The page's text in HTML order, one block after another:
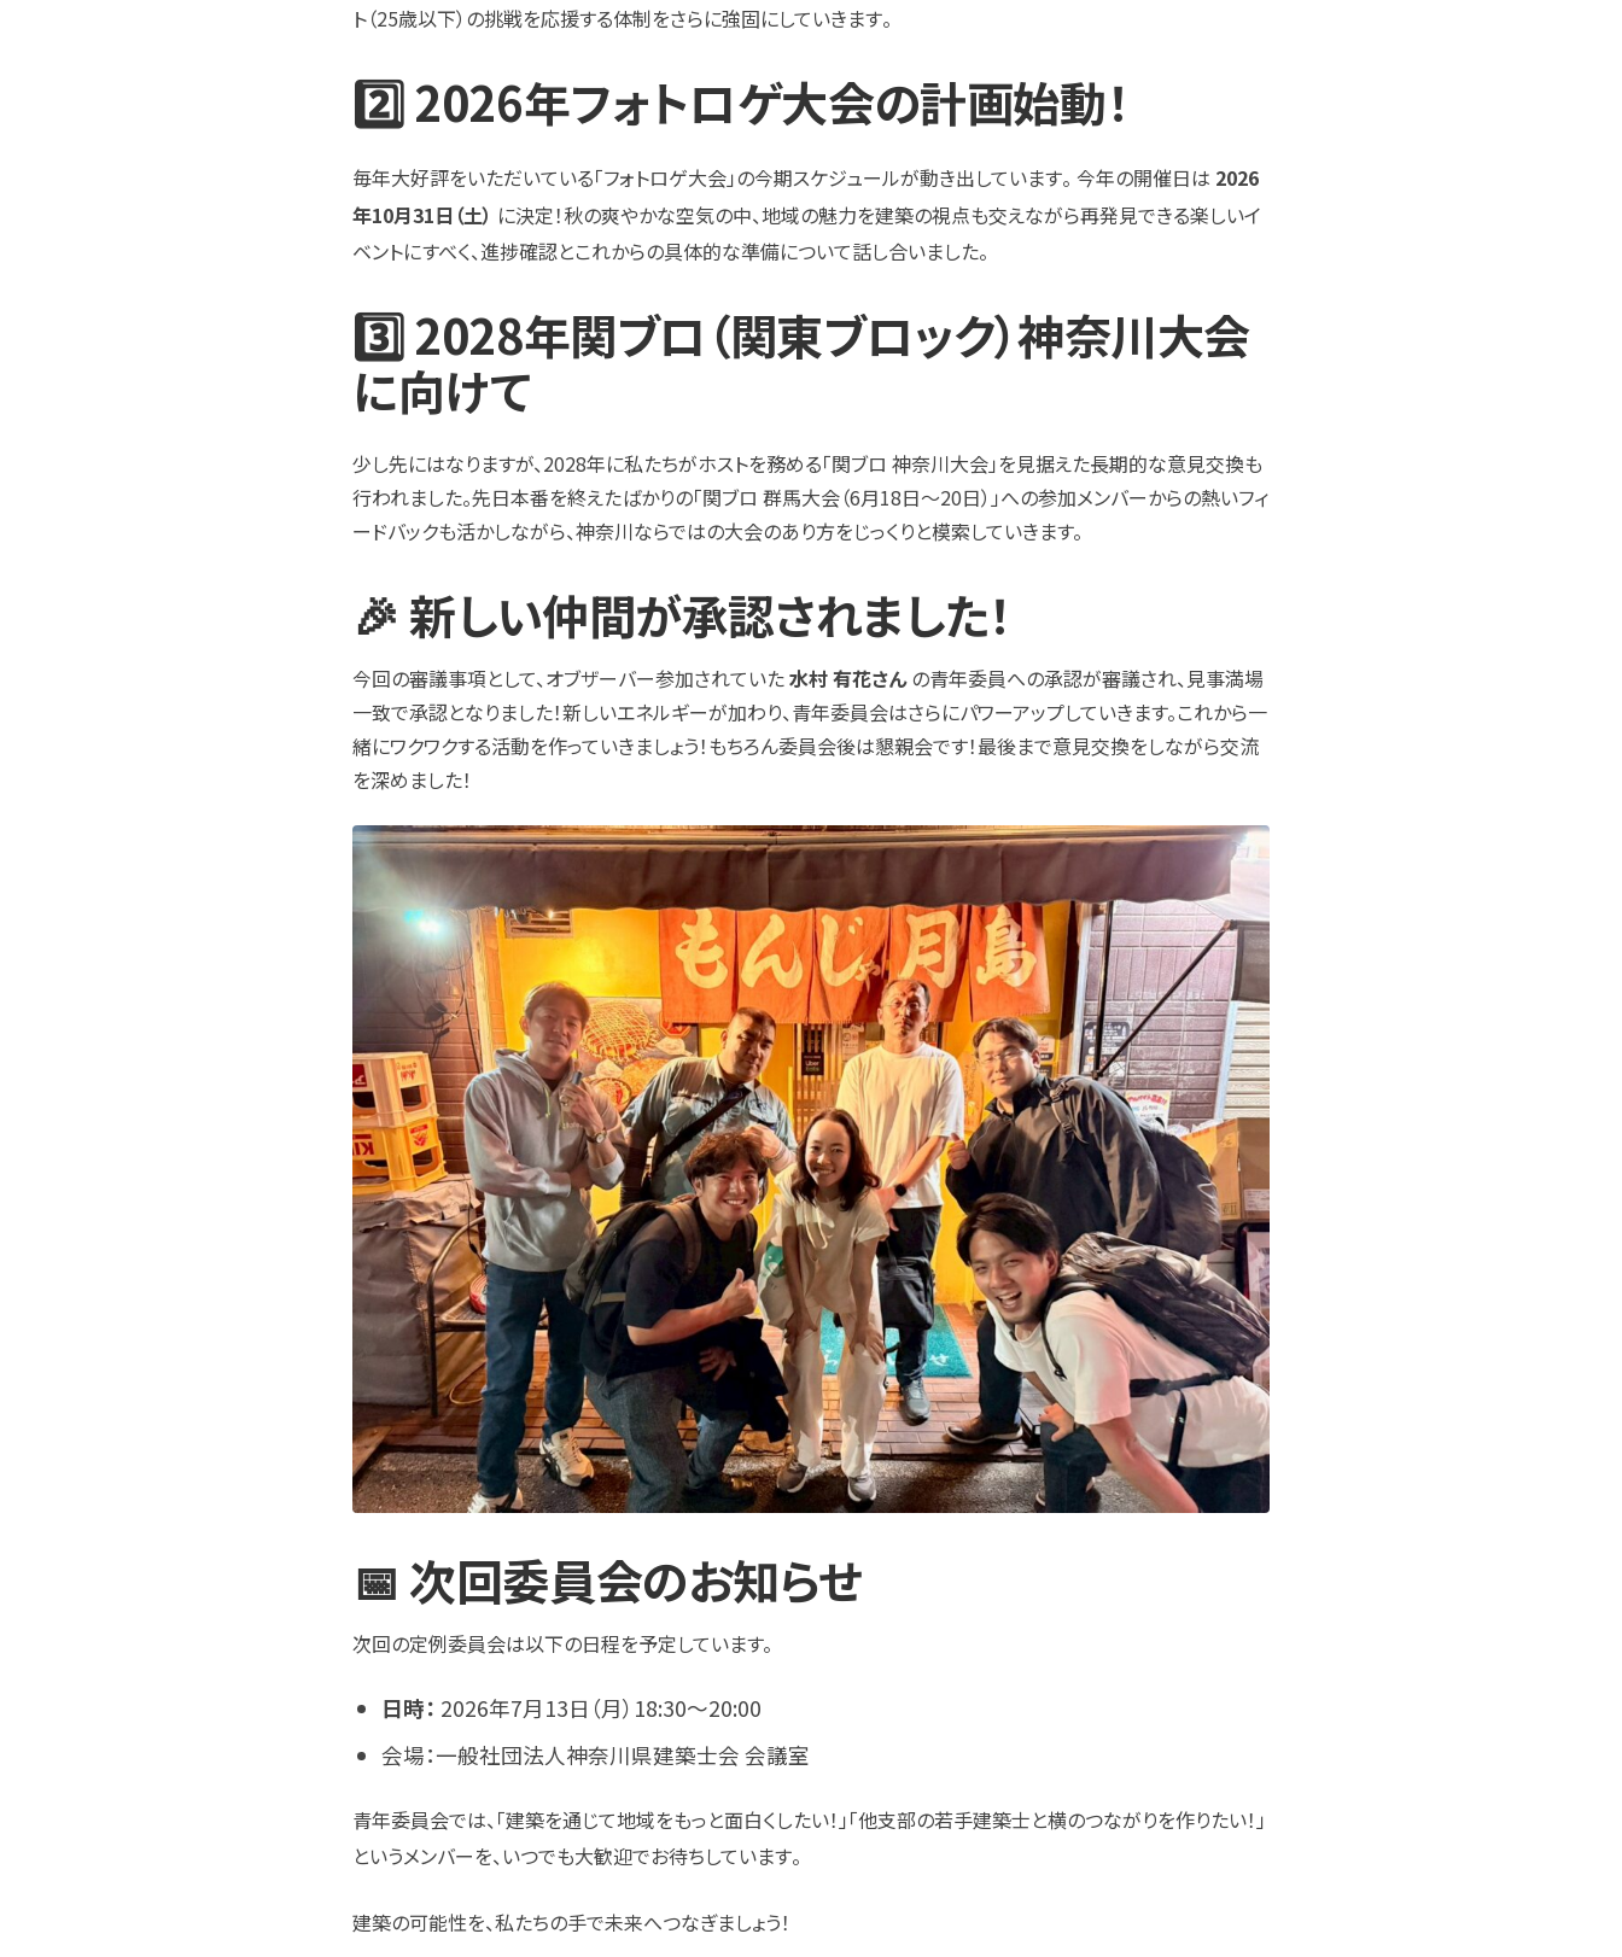
ト（25歳以下）の挑戦を応援する体制をさらに強固にしていきます。
2️⃣ 2026年フォトロゲ大会の計画始動！
毎年大好評をいただいている「フォトロゲ大会」の今期スケジュールが動き出しています。 今年の開催日は 2026
年10月31日（土） に決定！秋の爽やかな空気の中、地域の魅力を建築の視点も交えながら再発見できる楽しいイ
ベントにすべく、進捗確認とこれからの具体的な準備について話し合いました。
3️⃣ 2028年関ブロ（関東ブロック）神奈川大会
に向けて
少し先にはなりますが、2028年に私たちがホストを務める「関ブロ 神奈川大会」を見据えた長期的な意見交換も
行われました。先日本番を終えたばかりの「関ブロ 群馬大会（6月18日〜20日）」への参加メンバーからの熱いフィ
ードバックも活かしながら、神奈川ならではの大会のあり方をじっくりと模索していきます。
🎉 新しい仲間が承認されました！
今回の審議事項として、オブザーバー参加されていた水村 有花さんの青年委員への承認が審議され、見事満場
一致で承認となりました！新しいエネルギーが加わり、青年委員会はさらにパワーアップしていきます。これから一
緒にワクワクする活動を作っていきましょう！もちろん委員会後は懇親会です！最後まで意見交換をしながら交流
を深めました！
📅 次回委員会のお知らせ
次回の定例委員会は以下の日程を予定しています。
日時： 2026年7月13日（月）18:30～20:00
会場：一般社団法人神奈川県建築士会 会議室
青年委員会では、「建築を通じて地域をもっと面白くしたい！」「他支部の若手建築士と横のつながりを作りたい！」
というメンバーを、いつでも大歓迎でお待ちしています。
建築の可能性を、私たちの手で未来へつなぎましょう！